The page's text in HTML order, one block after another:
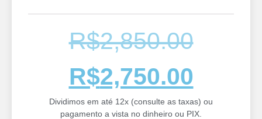
R$2,850.00
R$2,750.00
Dividimos em até 12x (consulte as taxas) ou
pagamento a vista no dinheiro ou PIX.